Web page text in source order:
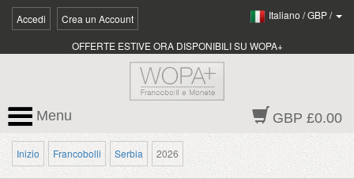
Accedi Crea un Account Italiano /GBP/
OFFERTE ESTIVE ORA DISPONIBILI SU WOPA+
GBP £0.00
Menu
Inizio Francobolli Serbia 2026